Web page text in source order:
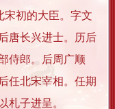
初的大臣。字文
唐长兴进士。历后
侍郎。后周广顺
任北宋宰相。任期
札子进呈。